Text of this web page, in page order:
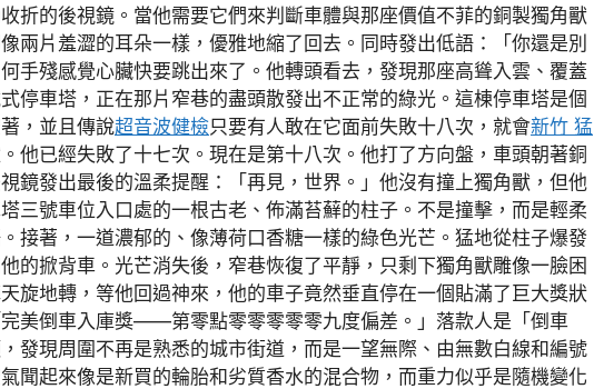
折的後視鏡。當他需要它們來判斷車體與那座價值不菲的銅製獨角獸
兩片羞澀的耳朵一樣，優雅地縮了回去。同時發出低語：「你還是別
手殘感覺心臟快要跳出來了。他轉頭看去，發現那座高聳入雲、覆蓋
停車塔，正在那片窄巷的盡頭散發出不正常的綠光。這棟停車塔是個
，並且傳說超音波健檢只要有人敢在它面前失敗十八次，就會新竹 猛
他已經失敗了十七次。現在是第十八次。他打了方向盤，車頭朝著銅
鏡發出最後的溫柔提醒：「再見，世界。」他沒有撞上獨角獸，但他
三號車位入口處的一根古老、佈滿苔蘚的柱子。不是撞擊，而是輕柔
接著，一道濃郁的、像薄荷口香糖一樣的綠色光芒。猛地從柱子爆發
的掀背車。光芒消失後，窄巷恢復了平靜，只剩下獨角獸雕像一臉困
旋地轉，等他回過神來，他的車子竟然垂直停在一個貼滿了巨大獎狀
美倒車入庫獎——第零點零零零零零九度偏差。」落款人是「倒車
發現周圍不再是熟悉的城市街道，而是一望無際、由無數白線和編號
聞起來像是新買的輪胎和劣質香水的混合物，而重力似乎是隨機變化